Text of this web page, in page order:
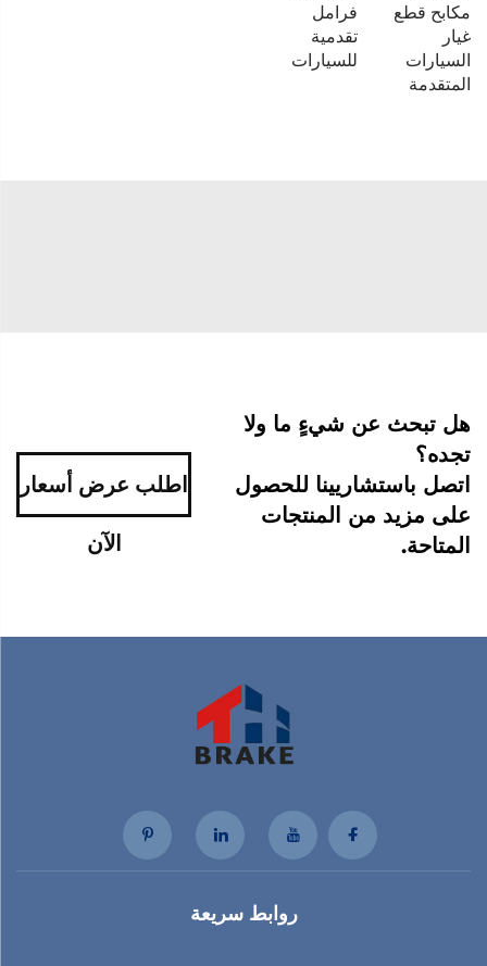
مكابح قطع
غيار
السيارات
المتقدمة
فرامل
تقدمية
للسيارات
هل تبحث عن شيءٍ ما ولا
تجده؟
اتصل باستشاريينا للحصول
على مزيد من المنتجات
المتاحة.
اطلب عرض أسعار
الآن
روابط سريعة